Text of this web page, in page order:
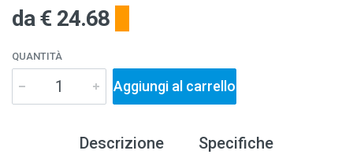
da€ 24.68
QUANTITÀ
Aggiungi al carrello
Descrizione Specifiche